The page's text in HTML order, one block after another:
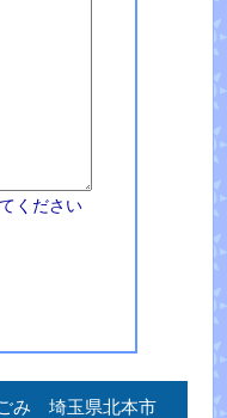
ください
み 埼玉県北本市